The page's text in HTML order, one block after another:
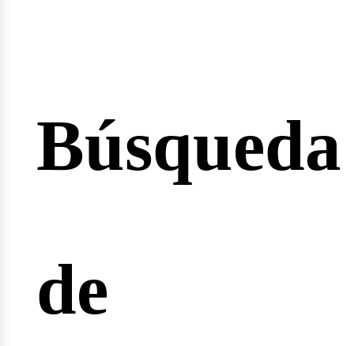
Búsqueda
de